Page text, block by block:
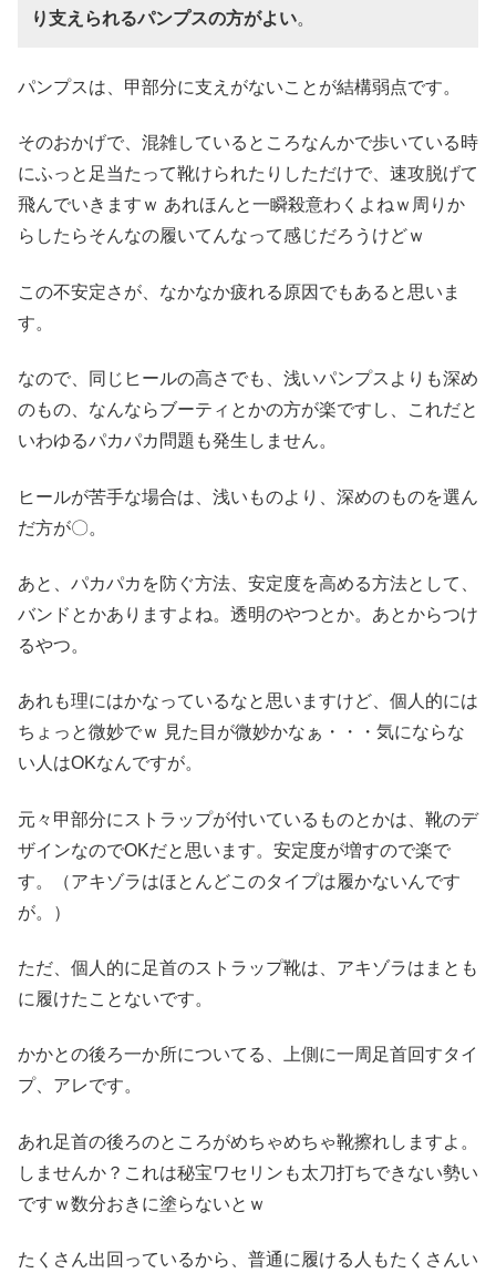
り支えられるパンプスの方がよい。
パンプスは、甲部分に支えがないことが結構弱点です。
そのおかげで、混雑しているところなんかで歩いている時
にふっと足当たって靴けられたりしただけで、速攻脱げて
飛んでいきますｗ あれほんと一瞬殺意わくよねｗ周りか
らしたらそんなの履いてんなって感じだろうけどｗ
この不安定さが、なかなか疲れる原因でもあると思いま
す。
なので、同じヒールの高さでも、浅いパンプスよりも深め
のもの、なんならブーティとかの方が楽ですし、これだと
いわゆるパカパカ問題も発生しません。
ヒールが苦手な場合は、浅いものより、深めのものを選ん
だ方が〇。
あと、パカパカを防ぐ方法、安定度を高める方法として、
バンドとかありますよね。透明のやつとか。あとからつけ
るやつ。
あれも理にはかなっているなと思いますけど、個人的には
ちょっと微妙でｗ 見た目が微妙かなぁ・・・気にならな
い人はOKなんですが。
元々甲部分にストラップが付いているものとかは、靴のデ
ザインなのでOKだと思います。安定度が増すので楽で
す。（アキゾラはほとんどこのタイプは履かないんです
が。）
ただ、個人的に足首のストラップ靴は、アキゾラはまとも
に履けたことないです。
かかとの後ろ一か所についてる、上側に一周足首回すタイ
プ、アレです。
あれ足首の後ろのところがめちゃめちゃ靴擦れしますよ。
しませんか？これは秘宝ワセリンも太刀打ちできない勢い
ですｗ数分おきに塗らないとｗ
たくさん出回っているから、普通に履ける人もたくさんい